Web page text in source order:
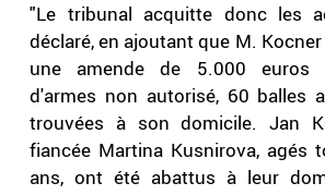
"Le tribunal acquitte donc les
déclaré, en ajoutant que M.
une amende de 5.000 euros
d'armes non autorisé, 60 balles
trouvées à son domicile. Jan
fiancée Martina Kusnirova, agés
ans, ont été abattus à leur